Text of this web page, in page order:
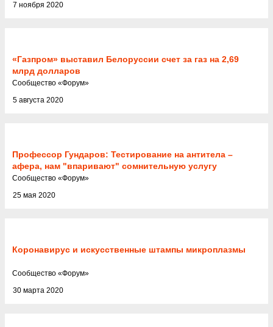
7 ноября 2020
«Газпром» выставил Белоруссии счет за газ на 2,69
млрд долларов
5 августа 2020
Cообщество «Форум»
Профессор Гундаров: Тестирование на антитела –
афера, нам "впаривают" сомнительную услугу
25 мая 2020
Cообщество «Форум»
Коронавирус и искусственные штампы микроплазмы
30 марта 2020
Cообщество «Форум»